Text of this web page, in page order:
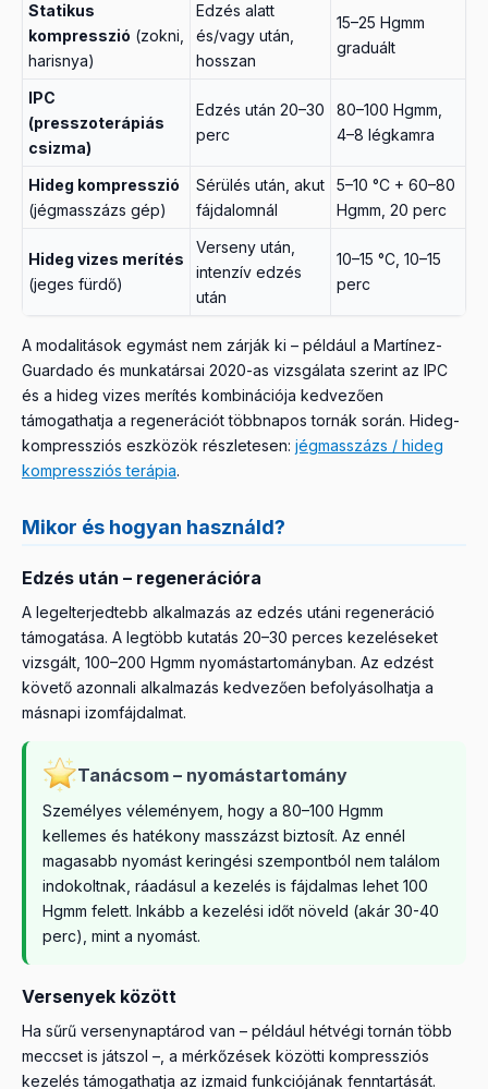
Statikus
kompresszió (zokni,
harisnya)
Edzés alatt
és/vagy után,
hosszan
15–25 Hgmm
graduált
IPC
(presszoterápiás
csizma)
Edzés után 20–30
perc
80–100 Hgmm,
4–8 légkamra
Hideg kompresszió
(jégmasszázs gép)
Sérülés után, akut
fájdalomnál
5–10 °C + 60–80
Hgmm, 20 perc
Hideg vizes merítés
(jeges fürdő)
Verseny után,
intenzív edzés
után
10–15 °C, 10–15
perc
A modalitások egymást nem zárják ki – például a Martínez-
Guardado és munkatársai 2020-as vizsgálata szerint az IPC
és a hideg vizes merítés kombinációja kedvezően
támogathatja a regenerációt többnapos tornák során. Hideg-
kompressziós eszközök részletesen: jégmasszázs / hideg
kompressziós terápia.
Mikor és hogyan használd?
Edzés után – regenerációra
A legelterjedtebb alkalmazás az edzés utáni regeneráció
támogatása. A legtöbb kutatás 20–30 perces kezeléseket
vizsgált, 100–200 Hgmm nyomástartományban. Az edzést
követő azonnali alkalmazás kedvezően befolyásolhatja a
másnapi izomfájdalmat.
Tanácsom – nyomástartomány
Személyes véleményem, hogy a 80–100 Hgmm
kellemes és hatékony masszázst biztosít. Az ennél
magasabb nyomást keringési szempontból nem találom
indokoltnak, ráadásul a kezelés is fájdalmas lehet 100
Hgmm felett. Inkább a kezelési időt növeld (akár 30-40
perc), mint a nyomást.
Versenyek között
Ha sűrű versenynaptárod van – például hétvégi tornán több
meccset is játszol –, a mérkőzések közötti kompressziós
kezelés támogathatja az izmaid funkciójának fenntartását.